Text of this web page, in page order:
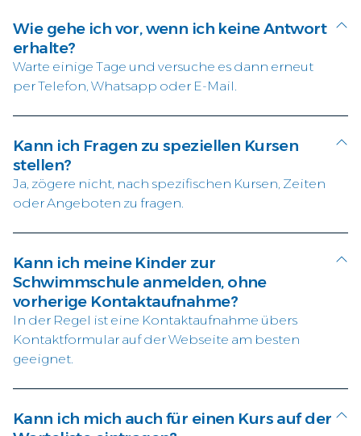
Wie gehe ich vor, wenn ich keine Antwort
erhalte?
Warte einige Tage und versuche es dann erneut
per Telefon, Whatsapp oder E-Mail.
Kann ich Fragen zu speziellen Kursen
stellen?
Ja, zögere nicht, nach spezifischen Kursen, Zeiten
oder Angeboten zu fragen.
Kann ich meine Kinder zur
Schwimmschule anmelden, ohne
vorherige Kontaktaufnahme?
In der Regel ist eine Kontaktaufnahme übers
Kontaktformular auf der Webseite am besten
geeignet.
Kann ich mich auch für einen Kurs auf der